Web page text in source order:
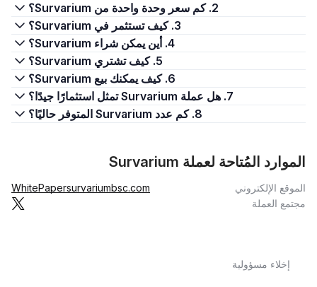
2. كم سعر وحدة واحدة من Survarium؟
3. كيف تستثمر في Survarium؟
4. أين يمكن شراء Survarium؟
5. كيف تشتري Survarium؟
6. كيف يمكنك بيع Survarium؟
7. هل عملة Survarium تمثل استثمارًا جيدًا؟
8. كم عدد Survarium المتوفر حاليًا؟
الموارد المُتاحة لعملة Survarium
الموقع الإلكتروني survariumbsc.com
WhitePaper
مجتمع العملة
إخلاء مسؤولية